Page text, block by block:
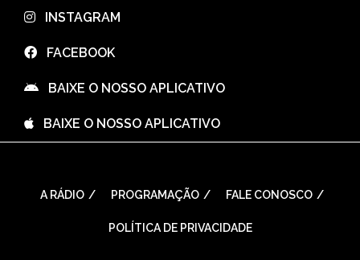
⠀INSTAGRAM
⠀FACEBOOK
⠀BAIXE O NOSSO APLICATIVO
⠀BAIXE O NOSSO APLICATIVO
A RÁDIO PROGRAMAÇÃO FALE CONOSCO
POLÍTICA DE PRIVACIDADE